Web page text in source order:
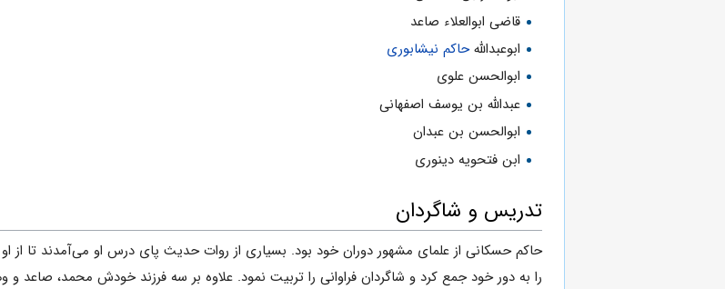
قاضى ابوالعلاء صاعد
ابوعبداللهحاکم نیشابوری
ابوالحسن علوى
عبدالله بن یوسف اصفهانى
ابوالحسن بن عبدان
ابن فتحویه دینورى
تدریس و شاگردان
حاکم حسکانى از علماى مشهور دوران خود بود. بسیارى از روات حدیث پاى درس او مى‌آمدند تا از
را به دور خود جمع کرد و شاگردان فراوانى را تربیت نمود. علاوه بر سه فرزند خودش محمد، صاعد